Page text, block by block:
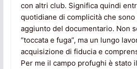
con altri club. Significa quindi
quotidiane di complicità che
aggiunto del documentario. Non
“toccata e fuga”, ma un lungo
acquisizione di fiducia e
Per me il campo profughi è stato